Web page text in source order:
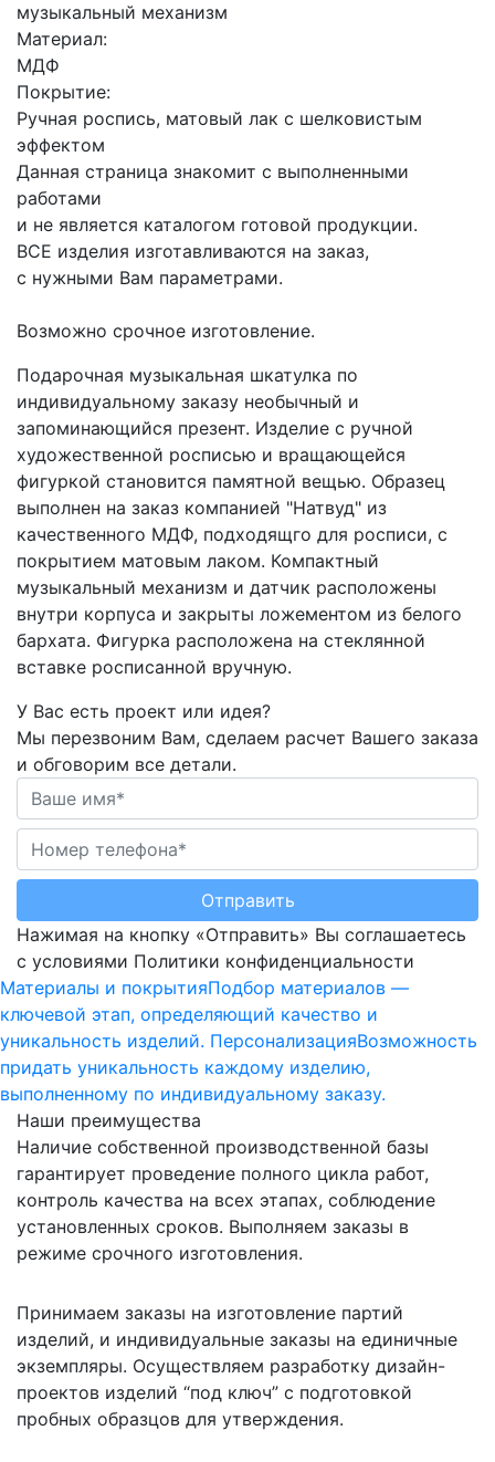
музыкальный механизм
Материал:
МДФ
Покрытие:
Ручная роспись, матовый лак с шелковистым
эффектом
Данная страница знакомит с выполненными
работами
и не является каталогом готовой продукции.
ВСЕ изделия изготавливаются на заказ,
с нужными Вам параметрами.
Возможно срочное изготовление.
Подарочная музыкальная шкатулка по
индивидуальному заказу необычный и
запоминающийся презент. Изделие с ручной
художественной росписью и вращающейся
фигуркой становится памятной вещью. Образец
выполнен на заказ компанией "Натвуд" из
качественного МДФ, подходящго для росписи, с
покрытием матовым лаком. Компактный
музыкальный механизм и датчик расположены
внутри корпуса и закрыты ложементом из белого
бархата. Фигурка расположена на стеклянной
вставке росписанной вручную.
У Вас есть проект или идея?
Мы перезвоним Вам, сделаем расчет Вашего заказа
и обговорим все детали.
Отправить
Нажимая на кнопку «Отправить» Вы соглашаетесь
с условиями Политики конфиденциальности
Материалы и покрытияПодбор материалов —
ключевой этап, определяющий качество и
уникальность изделий. ПерсонализацияВозможность
придать уникальность каждому изделию,
выполненному по индивидуальному заказу.
Наши преимущества
Наличие собственной производственной базы
гарантирует проведение полного цикла работ,
контроль качества на всех этапах, соблюдение
установленных сроков. Выполняем заказы в
режиме срочного изготовления.
Принимаем заказы на изготовление партий
изделий, и индивидуальные заказы на единичные
экземпляры. Осуществляем разработку дизайн-
проектов изделий “под ключ” с подготовкой
пробных образцов для утверждения.